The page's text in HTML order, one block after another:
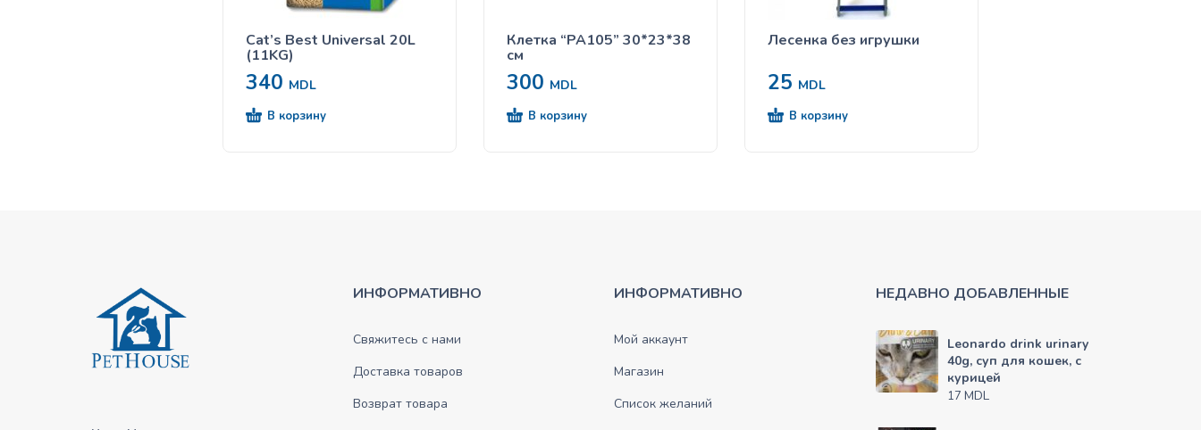
Cat’s Best Universal 20L
(11KG)
340 MDL
В корзину
Клетка “PA105” 30*23*38
см
300 MDL
В корзину
Лесенка без игрушки
25 MDL
В корзину
ИНФОРМАТИВНО
Свяжитесь с нами
Доставка товаров
Возврат товара
ИНФОРМАТИВНО
Мой аккаунт
Магазин
Список желаний
НЕДАВНО ДОБАВЛЕННЫЕ
Leonardo drink urinary
40g, суп для кошек, с
курицей
17 MDL